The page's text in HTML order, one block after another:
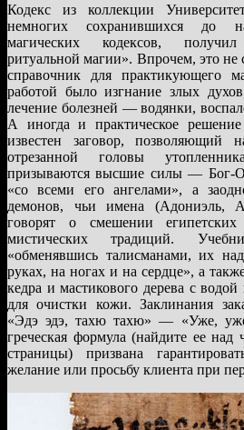
Кодекс из коллекции
немногих сохранившихся до
магических кодексов,
ритуальной магии». Впрочем, это не
справочник для практикующего
работой было изгнание злых
лечение болезней — водянки,
А иногда и практическое
известен заговор,
отрезанной головы
призываются высшие силы — Бог-
«со всеми его ангелами», а
демонов, чьи имена (Адониэль,
говорят о смешении египетских
мистических традиций.
«обменявшись талисманами, их
руках, на ногах и на сердце», а
кедра и мастикового дерева с
для очистки кожи. Заклинания
«Эдэ эдэ, тахю тахю» — «Уже,
греческая формула (найдите ее над
страницы) призвана
желание или просьбу клиента при